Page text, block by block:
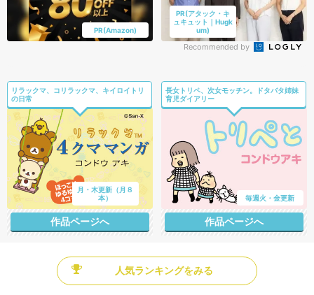
PR(Amazon)
PR(アタック・キ
ュキュット｜Hugk
um)
Recommended by
リラックマ、コリラックマ、キイロイトリ
の日常
月・木更新（月８
本）
作品ページへ
長女トリペ、次女モッチン。ドタバタ姉妹
育児ダイアリー
毎週火・金更新
作品ページへ
人気ランキングをみる